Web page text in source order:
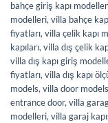
bahçe giriş kapı
modelleri, villa bahçe
fiyatları, villa çelik kapı
kapıları, villa dış çelik
villa dış kapı giriş
fiyatları, villa dış kapı
models, villa door
entrance door, villa
modelleri, villa garaj